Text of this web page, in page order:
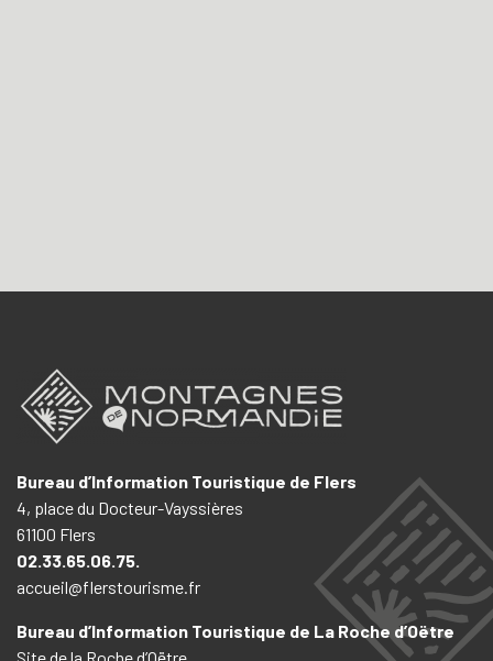
Bureau d’Information Touristique de Flers
4, place du Docteur-Vayssières
61100 Flers
02.33.65.06.75.
accueil@flerstourisme.fr
Bureau d’Information Touristique de La Roche d’Oëtre